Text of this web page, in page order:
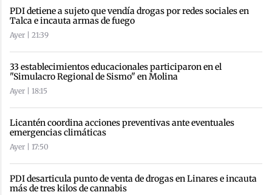
PDI detiene a sujeto que vendía drogas por redes sociales en
Talca e incauta armas de fuego
Ayer | 21:39
33 establecimientos educacionales participaron en el
"Simulacro Regional de Sismo" en Molina
Ayer | 18:15
Licantén coordina acciones preventivas ante eventuales
emergencias climáticas
Ayer | 17:50
PDI desarticula punto de venta de drogas en Linares e incauta
más de tres kilos de cannabis